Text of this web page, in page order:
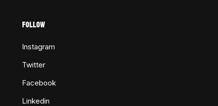
FOLLOW
Instagram
Twitter
Facebook
Linkedin